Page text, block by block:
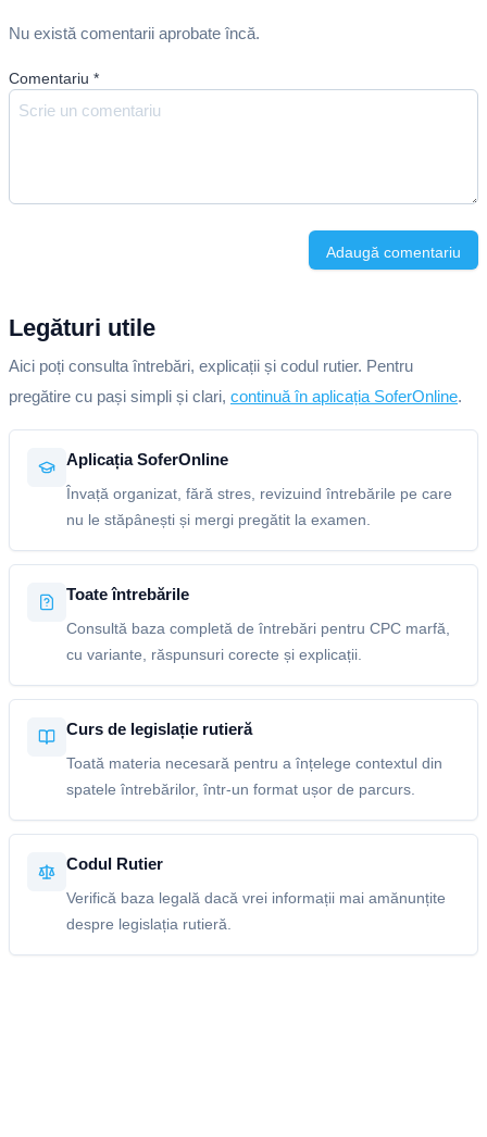
Nu există comentarii aprobate încă.
Comentariu *
Adaugă comentariu
Legături utile
Aici poți consulta întrebări, explicații și codul rutier. Pentru
pregătire cu pași simpli și clari, continuă în aplicația SoferOnline.
Aplicația SoferOnline
Învață organizat, fără stres, revizuind întrebările pe care
nu le stăpânești și mergi pregătit la examen.
Toate întrebările
Consultă baza completă de întrebări pentru CPC marfă,
cu variante, răspunsuri corecte și explicații.
Curs de legislație rutieră
Toată materia necesară pentru a înțelege contextul din
spatele întrebărilor, într-un format ușor de parcurs.
Codul Rutier
Verifică baza legală dacă vrei informații mai amănunțite
despre legislația rutieră.